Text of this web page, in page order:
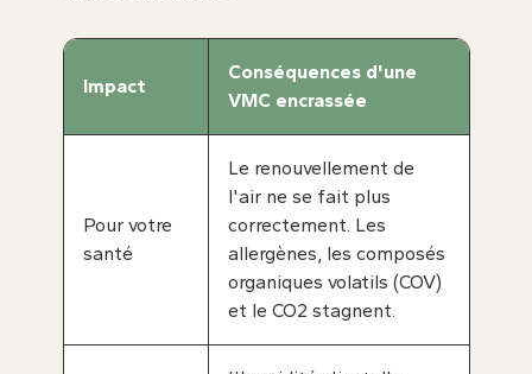
Impact
Conséquences d'une
VMC encrassée
Pour votre
santé
Le renouvellement de
l'air ne se fait plus
correctement. Les
allergènes, les composés
organiques volatils (COV)
et le CO2 stagnent.